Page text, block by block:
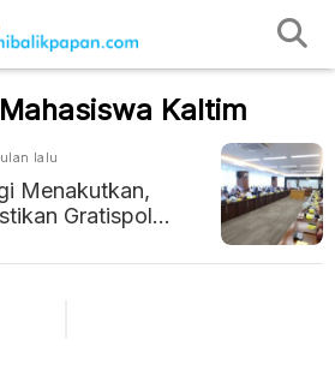
Kaltim
lalu
Menakutkan,
Gratispol